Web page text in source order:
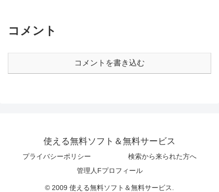
コメント
コメントを書き込む
使える無料ソフト＆無料サービス
プライバシーポリシー
検索から来られた方へ
管理人Fプロフィール
© 2009 使える無料ソフト＆無料サービス.